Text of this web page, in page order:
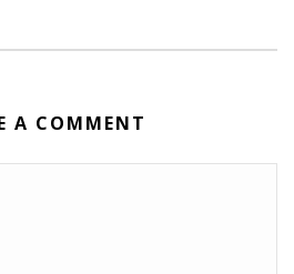
A COMMENT